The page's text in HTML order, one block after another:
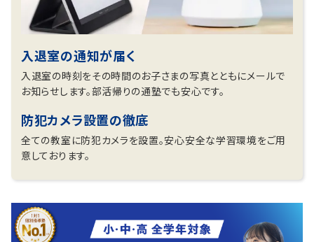
入退室の通知が届く
入退室の時刻をその時間のお子さまの写真とともにメールで
お知らせします。部活帰りの通塾でも安心です。
防犯カメラ設置の徹底
全ての教室に防犯カメラを設置。安心安全な学習環境をご用
意しております。